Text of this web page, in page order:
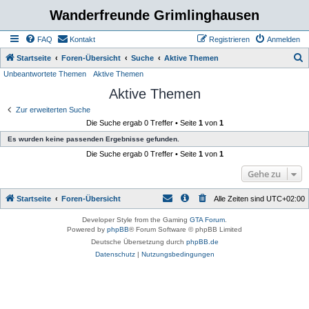
Wanderfreunde Grimlinghausen
FAQ Kontakt Anmelden
Registrieren
Startseite Foren-Übersicht Suche Aktive Themen
Unbeantwortete Themen Aktive Themen
Aktive Themen
Zur erweiterten Suche
Die Suche ergab 0 Treffer • Seite 1von 1
Es wurden keine passenden Ergebnisse gefunden.
Die Suche ergab 0 Treffer • Seite 1von 1
Gehe zu
Startseite Foren-Übersicht Alle Zeiten sind UTC+02:00
Developer Style from the Gaming GTA Forum
Powered by phpBB® Forum Software © phpBB Limited
Deutsche Übersetzung durch phpBB.de
Datenschutz| Nutzungsbedingungen